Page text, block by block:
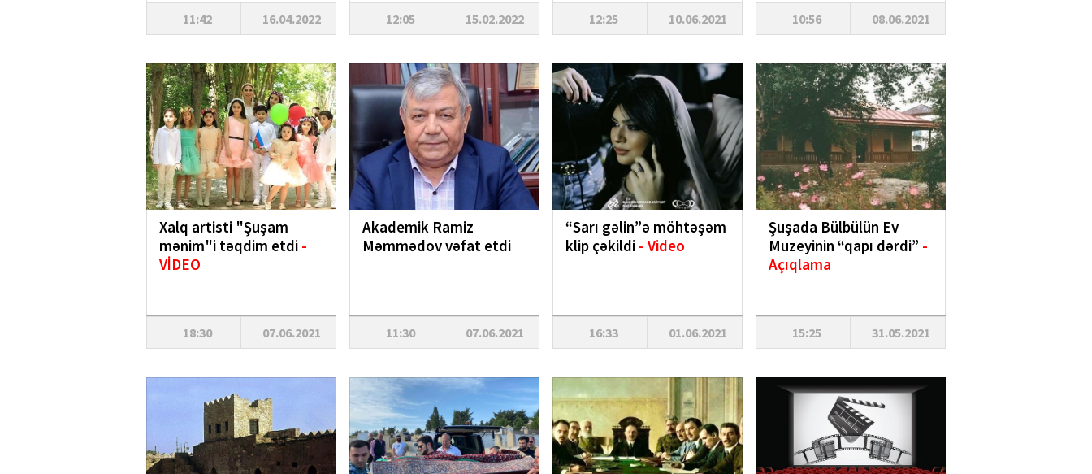
11:42 16.04.2022 12:05 15.02.2022 12:25 10.06.2021 10:56 08.06.2021
Xalq artisti "Şuşam
mənim"i təqdim etdi -
VİDEO
18:30 07.06.2021
Akademik Ramiz
Məmmədov vəfat etdi
11:30 07.06.2021
“Sarı gəlin”ə möhtəşəm
klip çəkildi - Video
16:33 01.06.2021
Şuşada Bülbülün Ev
Muzeyinin “qapı dərdi” -
Açıqlama
15:25 31.05.2021